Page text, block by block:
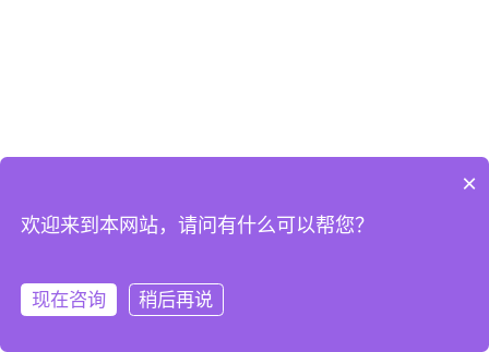
×
欢迎来到本网站，请问有什么可以帮您？
现在咨询 稍后再说